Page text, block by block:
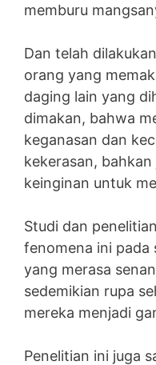
memburu
Dan telah
orang yang
daging lain yang
dimakan, bahwa
keganasan dan
kekerasan,
keinginan untuk
Studi dan
fenomena ini pada
yang merasa
sedemikian rupa
mereka menjadi
Penelitian ini juga